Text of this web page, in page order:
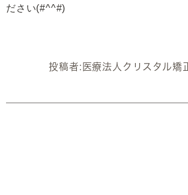
ださい(#^^#)
投稿者: 医療法人クリスタル矯